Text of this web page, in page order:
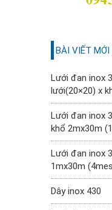
BÀI VIẾT MỚI
Lưới đan inox
lưới(20×20) x
Lưới đan inox
khổ 2mx30m
Lưới đan inox
1mx30m
Dây inox 430